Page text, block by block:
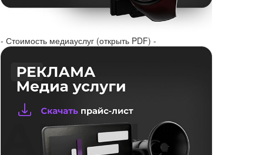
- Стоимость медиауслуг (открыть PDF) -